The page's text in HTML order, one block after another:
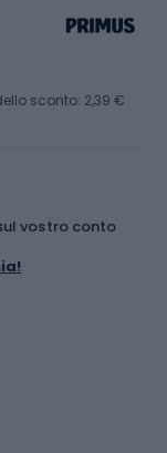
sconto: 2,39 €
vostro conto